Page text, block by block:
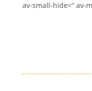
av-small-hide=“ av-